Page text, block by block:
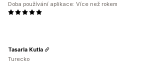
Doba používání aplikace: Více než rokem
Tasarla Kutla
Turecko